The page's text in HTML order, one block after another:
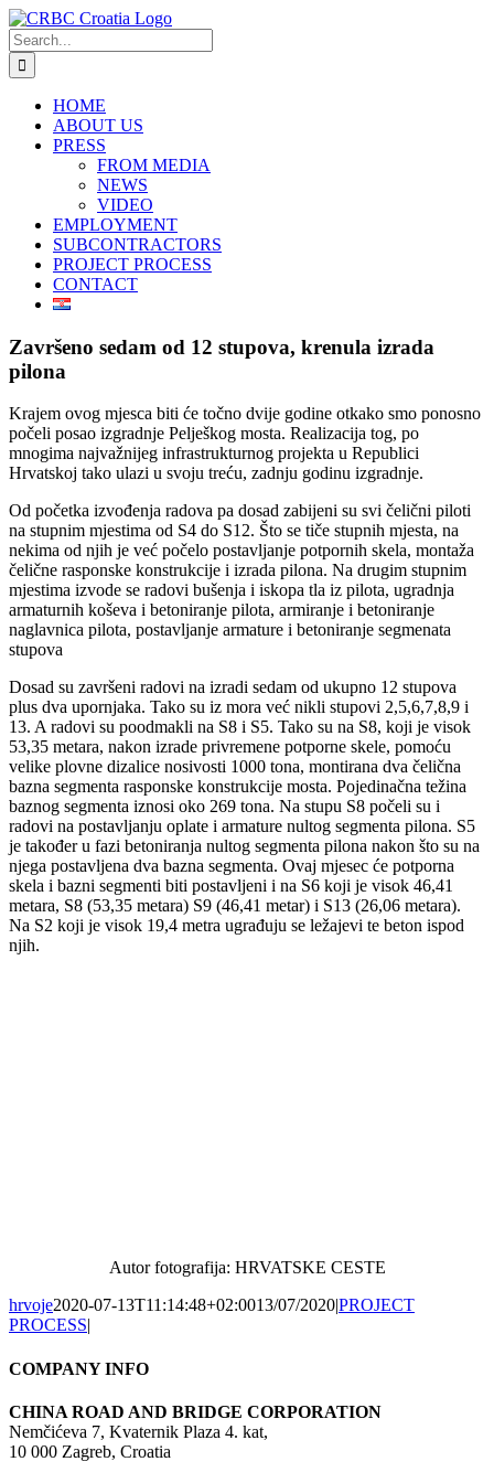
Skip
to
content
Search
for:
HOME
ABOUT US
PRESS
FROM MEDIA
NEWS
VIDEO
EMPLOYMENT
SUBCONTRACTORS
PROJECT PROCESS
CONTACT
Završeno sedam od 12 stupova, krenula izrada
pilona
Krajem ovog mjesca biti će točno dvije godine otkako smo ponosno
počeli posao izgradnje Pelješkog mosta. Realizacija tog, po
mnogima najvažnijeg infrastrukturnog projekta u Republici
Hrvatskoj tako ulazi u svoju treću, zadnju godinu izgradnje.
Od početka izvođenja radova pa dosad zabijeni su svi čelični piloti
na stupnim mjestima od S4 do S12. Što se tiče stupnih mjesta, na
nekima od njih je već počelo postavljanje potpornih skela, montaža
čelične rasponske konstrukcije i izrada pilona. Na drugim stupnim
mjestima izvode se radovi bušenja i iskopa tla iz pilota, ugradnja
armaturnih koševa i betoniranje pilota, armiranje i betoniranje
naglavnica pilota, postavljanje armature i betoniranje segmenata
stupova
Dosad su završeni radovi na izradi sedam od ukupno 12 stupova
plus dva upornjaka. Tako su iz mora već nikli stupovi 2,5,6,7,8,9 i
13. A radovi su poodmakli na S8 i S5. Tako su na S8, koji je visok
53,35 metara, nakon izrade privremene potporne skele, pomoću
velike plovne dizalice nosivosti 1000 tona, montirana dva čelična
bazna segmenta rasponske konstrukcije mosta. Pojedinačna težina
baznog segmenta iznosi oko 269 tona. Na stupu S8 počeli su i
radovi na postavljanju oplate i armature nultog segmenta pilona. S5
je također u fazi betoniranja nultog segmenta pilona nakon što su na
njega postavljena dva bazna segmenta. Ovaj mjesec će potporna
skela i bazni segmenti biti postavljeni i na S6 koji je visok 46,41
metara, S8 (53,35 metara) S9 (46,41 metar) i S13 (26,06 metara).
Na S2 koji je visok 19,4 metra ugrađuju se ležajevi te beton ispod
njih.
Autor fotografija: HRVATSKE CESTE
hrvoje2020-07-13T11:14:48+02:0013/07/2020|PROJECT
PROCESS|
COMPANY INFO
CHINA ROAD AND BRIDGE CORPORATION
Nemčićeva 7, Kvaternik Plaza 4. kat,
10 000 Zagreb, Croatia